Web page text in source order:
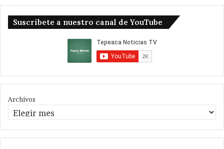
Suscribete a nuestro canal de YouTube
Archivos